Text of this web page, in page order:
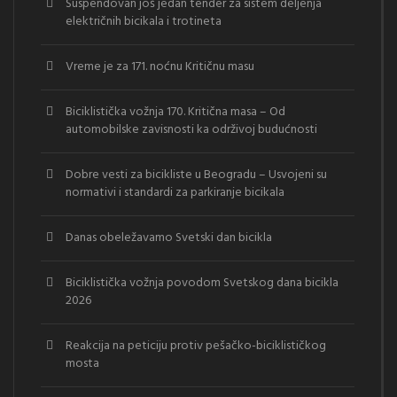
električnih bicikala i trotineta
Vreme je za 171. noćnu Kritičnu masu
Biciklistička vožnja 170. Kritična masa – Od
automobilske zavisnosti ka održivoj budućnosti
Dobre vesti za bicikliste u Beogradu – Usvojeni su
normativi i standardi za parkiranje bicikala
Danas obeležavamo Svetski dan bicikla
Biciklistička vožnja povodom Svetskog dana bicikla
2026
Reakcija na peticiju protiv pešačko-biciklističkog
mosta